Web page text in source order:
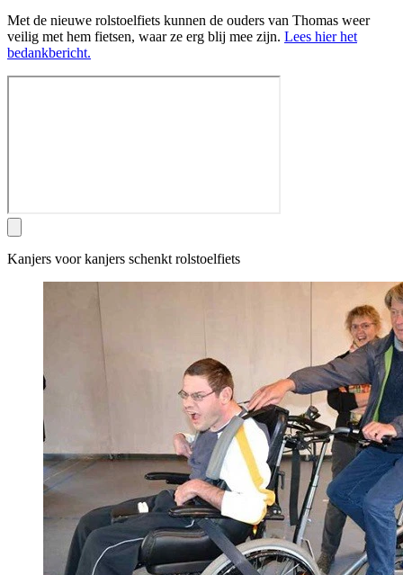
Met de nieuwe rolstoelfiets kunnen de ouders van Thomas weer
veilig met hem fietsen, waar ze erg blij mee zijn. Lees hier het
bedankbericht.
Kanjers voor kanjers schenkt rolstoelfiets